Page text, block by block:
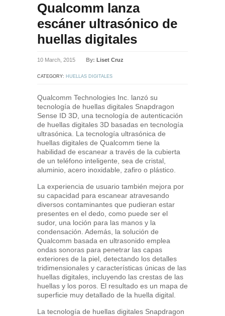
Qualcomm lanza
escáner ultrasónico de
huellas digitales
10 March, 2015 By: Liset Cruz
CATEGORY: HUELLAS DIGITALES
Qualcomm Technologies Inc. lanzó su
tecnología de huellas digitales Snapdragon
Sense ID 3D, una tecnología de autenticación
de huellas digitales 3D basadas en tecnología
ultrasónica. La tecnología ultrasónica de
huellas digitales de Qualcomm tiene la
habilidad de escanear a través de la cubierta
de un teléfono inteligente, sea de cristal,
aluminio, acero inoxidable, zafiro o plástico.
La experiencia de usuario también mejora por
su capacidad para escanear atravesando
diversos contaminantes que pudieran estar
presentes en el dedo, como puede ser el
sudor, una loción para las manos y la
condensación. Además, la solución de
Qualcomm basada en ultrasonido emplea
ondas sonoras para penetrar las capas
exteriores de la piel, detectando los detalles
tridimensionales y características únicas de las
huellas digitales, incluyendo las crestas de las
huellas y los poros. El resultado es un mapa de
superficie muy detallado de la huella digital.
La tecnología de huellas digitales Snapdragon